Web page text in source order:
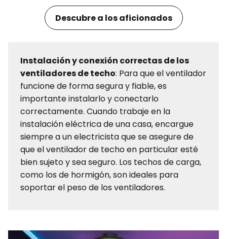
Descubre a los aficionados
Instalación y conexión correctas de los
ventiladores de techo: Para que el ventilador
funcione de forma segura y fiable, es
importante instalarlo y conectarlo
correctamente. Cuando trabaje en la
instalación eléctrica de una casa, encargue
siempre a un electricista que se asegure de
que el ventilador de techo en particular esté
bien sujeto y sea seguro. Los techos de carga,
como los de hormigón, son ideales para
soportar el peso de los ventiladores.